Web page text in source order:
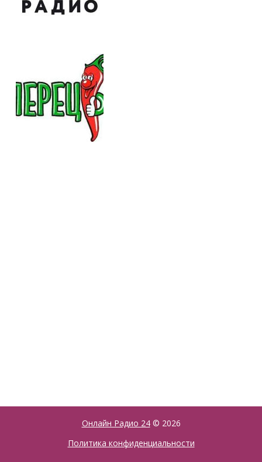
Онлайн Радио 24© 2026
Политика конфиденциальности